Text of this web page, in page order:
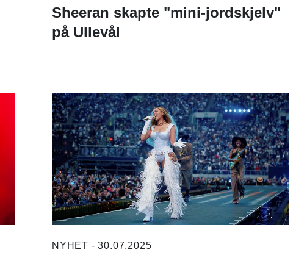
Sheeran skapte "mini-jordskjelv"
på Ullevål
NYHET - 30.07.2025